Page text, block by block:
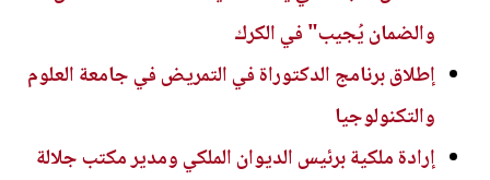
والضمان يُجيب" في الكرك
إطلاق برنامج الدكتوراة في التمريض في جامعة العلوم
والتكنولوجيا
إرادة ملكية برئيس الديوان الملكي ومدير مكتب جلالة